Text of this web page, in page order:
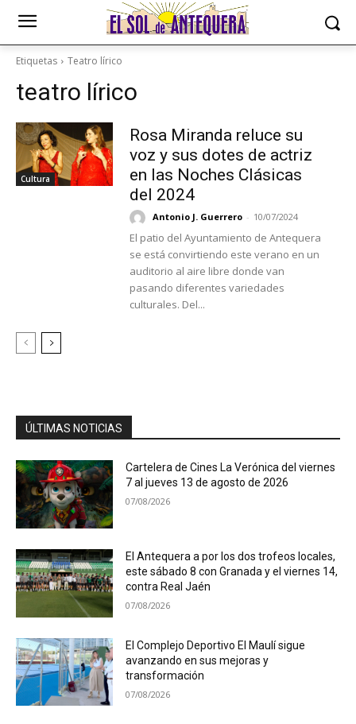
Etiquetas Teatro lírico
teatro lírico
Cultura
Rosa Miranda reluce su
voz y sus dotes de actriz
en las Noches Clásicas
del 2024
Antonio J. Guerrero - 10/07/2024
El patio del Ayuntamiento de Antequera
se está convirtiendo este verano en un
auditorio al aire libre donde van
pasando diferentes variedades
culturales. Del...
ÚLTIMAS NOTICIAS
Cartelera de Cines La Verónica del viernes
7 al jueves 13 de agosto de 2026
07/08/2026
El Antequera a por los dos trofeos locales,
este sábado 8 con Granada y el viernes 14,
contra Real Jaén
07/08/2026
El Complejo Deportivo El Maulí sigue
avanzando en sus mejoras y
transformación
07/08/2026